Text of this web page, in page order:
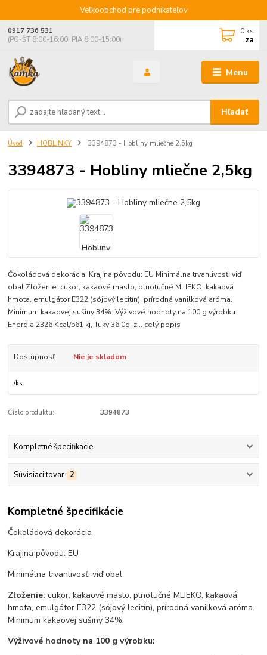
Veľkoobchod pre podnikateľov
Menu
Hľadať
0917 736 531
(PO-ŠT 8:00-16:00, PIA 8:00-15:00)
0 ks
za
Úvod HOBLINKY 3394873 - Hobliny mliečne 2,5kg
3394873 - Hobliny mliečne 2,5kg
Čokoládová dekorácia Krajina pôvodu: EU Minimálna trvanlivosť: viď
obal Zloženie: cukor, kakaové maslo, plnotučné MLIEKO, kakaová
hmota, emulgátor E322 (sójový lecitín), prírodná vanilková aróma.
Minimum kakaovej sušiny 34%. Výživové hodnoty na 100 g výrobku:
Energia 2326 Kcal/561 kj, Tuky 36,0g, z... celý popis
Dostupnosť Nie je skladom
/ks
Číslo produktu: 3394873
Kompletné špecifikácie
Súvisiaci tovar 2
Kompletné špecifikácie
Čokoládová dekorácia
Krajina pôvodu: EU
Minimálna trvanlivosť: viď obal
Zloženie: cukor, kakaové maslo, plnotučné MLIEKO, kakaová
hmota, emulgátor E322 (sójový lecitín), prírodná vanilková aróma.
Minimum kakaovej sušiny 34%.
Výživové hodnoty na 100 g výrobku: